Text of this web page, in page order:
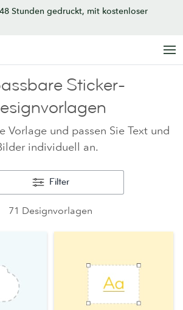
Stunden gedruckt, mit kostenloser
Sticker-
Vorlage und passen Sie Text und
individuell an.
Filter
71 Designvorlagen